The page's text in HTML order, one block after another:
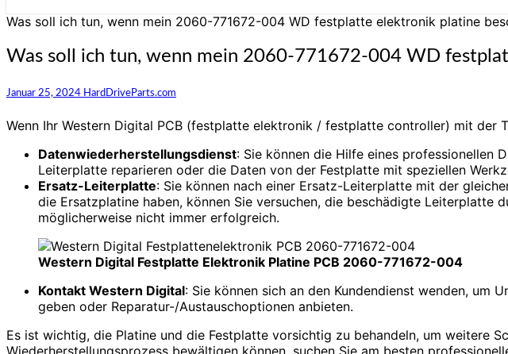
Was soll ich tun, wenn mein 2060-771672-004 WD festplatte elektronik platine
Was soll ich tun, wenn mein 2060-771672-004 WD
Januar 25, 2024 HardDriveParts.com
Wenn Ihr Western Digital PCB (festplatte elektronik / festplatte controller) mit der
Datenwiederherstellungsdienst: Sie können die Hilfe eines professionellen
Leiterplatte reparieren oder die Daten von der Festplatte mit speziellen
Ersatz-Leiterplatte: Sie können nach einer Ersatz-Leiterplatte mit der
die Ersatzplatine haben, können Sie versuchen, die beschädigte
möglicherweise nicht immer erfolgreich.
Western Digital Festplatte Elektronik Platine PCB 2060-771672-004
Kontakt Western Digital: Sie können sich an den Kundendienst wenden, um
geben oder Reparatur-/Austauschoptionen anbieten.
Es ist wichtig, die Platine und die Festplatte vorsichtig zu behandeln, um weitere
Wiederherstellungsprozess bewältigen können, suchen Sie am besten